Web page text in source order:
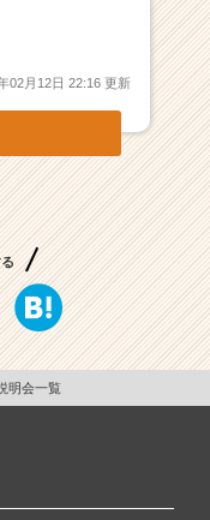
02月12日 22:16 更新
明会一覧